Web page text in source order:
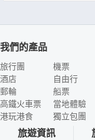
我們的產品
旅行團
酒店
郵輪
高鐵火車票
港玩港食
機票
自由行
船票
當地體驗
獨立包團
旅遊資訊